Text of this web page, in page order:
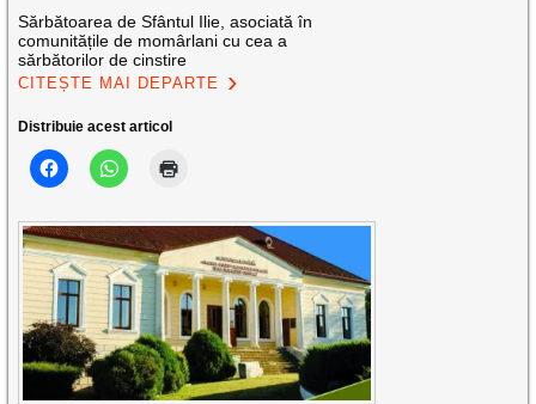
Sărbătoarea de Sfântul Ilie, asociată în
comunitățile de momârlani cu cea a
sărbătorilor de cinstire
CITEȘTE MAI DEPARTE
Distribuie acest articol